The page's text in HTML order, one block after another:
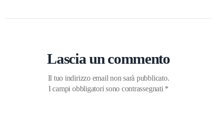
Lascia un commento
Il tuo indirizzo email non sarà pubblicato.
I campi obbligatori sono contrassegnati *